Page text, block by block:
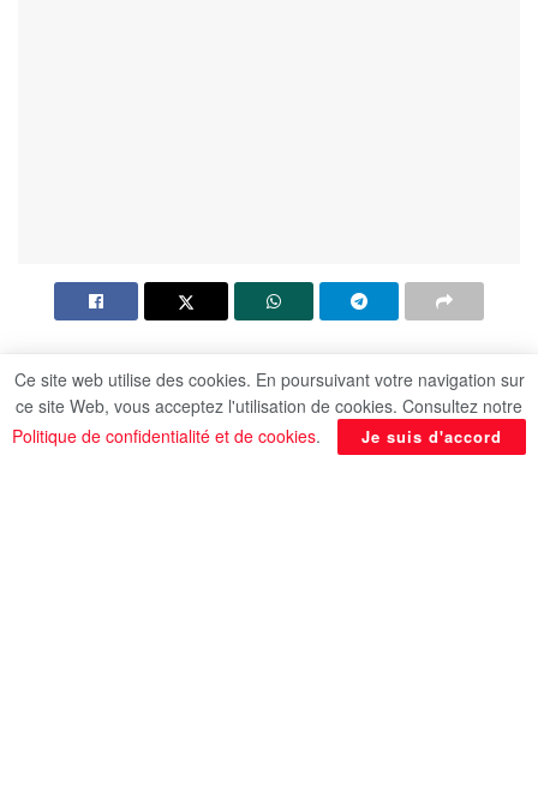
Le Dr Moustafa Madbouli , Premier ministre, a
exprimé sa profonde tristesse et ses sincères
condoléances à l’occasion du décès de l’éminent
Ce site web utilise des cookies. En poursuivant votre navigation sur
ce site Web, vous acceptez l'utilisation de cookies. Consultez notre
Politique de confidentialité et de cookies. Je suis d'accord